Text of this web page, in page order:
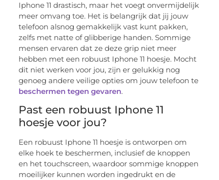
Iphone 11 drastisch, maar het voegt onvermijdelijk
meer omvang toe. Het is belangrijk dat jij jouw
telefoon alsnog gemakkelijk vast kunt pakken,
zelfs met natte of glibberige handen. Sommige
mensen ervaren dat ze deze grip niet meer
hebben met een robuust Iphone 11 hoesje. Mocht
dit niet werken voor jou, zijn er gelukkig nog
genoeg andere veilige opties om jouw telefoon te
beschermen tegen gevaren.
Past een robuust Iphone 11
hoesje voor jou?
Een robuust Iphone 11 hoesje is ontworpen om
elke hoek te beschermen, inclusief de knoppen
en het touchscreen, waardoor sommige knoppen
moeilijker kunnen worden ingedrukt en de